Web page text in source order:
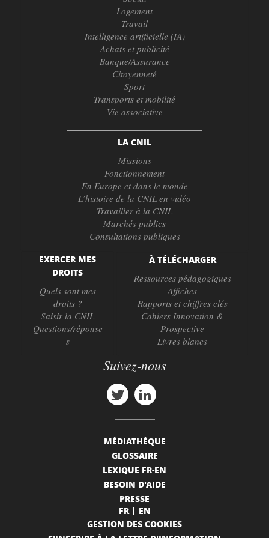
Logement
Travail
Intelligence artificielle (IA)
Achats et publicité
Banque/Assurance
Citoyenneté
Sport
Transports et mobilité
Vie associative
LA CNIL
Missions
Fonctionnement
En Europe et dans le monde
L’histoire de la CNIL en vidéo
Travailler à la CNIL
Marchés publics
Consultations publiques
EXERCER MES
DROITS
Quels sont mes
droits ?
Saisir la CNIL
Questions/réponse
s
À TÉLÉCHARGER
Ressources pédagogiques
Affiches
Rapports et chiffres clés
Cahiers Innovation &
Prospective
Livres blancs
Suivez-nous
MÉDIATHÈQUE
GLOSSAIRE
LEXIQUE FR-EN
BESOIN D'AIDE
PRESSE
FR
EN
GESTION DES COOKIES